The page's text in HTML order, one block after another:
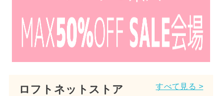
ロフトネットストア すべて見る >